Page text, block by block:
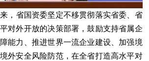
，省国资委坚定不移贯彻落实省委、省
对外开放的决策部署，鼓励支持省属企
能力、推进世界一流企业建设、加强境
外安全风险防范，在全省打造高水平对